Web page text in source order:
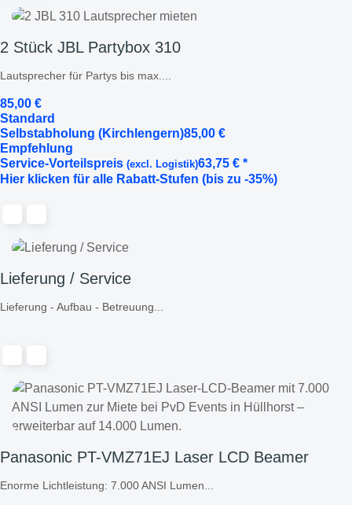
2 Stück JBL Partybox 310
Lautsprecher für Partys bis max....
85,00 €
Standard
Selbstabholung (Kirchlengern)85,00 €
Empfehlung
Service-Vorteilspreis (excl. Logistik)63,75 € *
Hier klicken für alle Rabatt-Stufen (bis zu -35%)
Lieferung / Service
Lieferung - Aufbau - Betreuung...
Panasonic PT-VMZ71EJ Laser LCD Beamer
Enorme Lichtleistung: 7.000 ANSI Lumen...